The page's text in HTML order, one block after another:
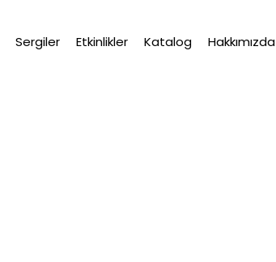
Sergiler Etkinlikler Katalog Hakkımızda